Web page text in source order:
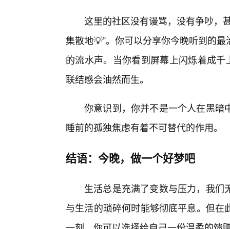
这里的社区没有谩骂，没有争吵，
集散地💡”。你可以分享你今晚听到的
的流水声。当你看到屏幕上闪烁着成
联结感会油然而生。
你意识到，你并不是一个人在黑暗
睡前的孤独焦虑有着不可替代的作用。
结语：今晚，做一个好梦吧
生活总是充满了变数与压力，我
与生活的琐碎何时能够彻底平息。但